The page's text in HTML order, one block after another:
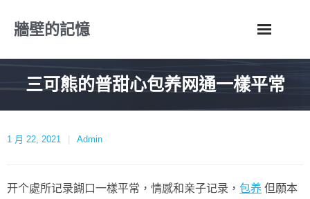
牆壁的記憶
三可熊的普甜心包养网通一樣平常
1 月 22, 2021 Admin
开个處所记录餬口一樣平常，情感和亲子记录， 包养 但願本